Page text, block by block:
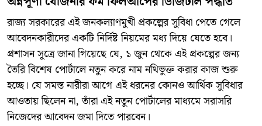
​রাজ্য সরকারের এই জনকল্যাণমুখী প্রকল্পের সুবিধা পেতে গেলে
আবেদনকারীদের একটি নির্দিষ্ট নিয়মের মধ্য দিয়ে যেতে হবে।
প্রশাসন সূত্রে জানা গিয়েছে যে, ১ জুন থেকে এই প্রকল্পের জন্য
তৈরি বিশেষ পোর্টালে নতুন করে নাম নথিভুক্ত করার কাজ শুরু
হচ্ছে। যে সমস্ত নারীরা আগে এই ধরনের কোনও আর্থিক সুবিধার
আওতায় ছিলেন না, তাঁরা এই নতুন পোর্টালের মাধ্যমে সরাসরি
নিজেদের আবেদন জমা দিতে পারবেন।